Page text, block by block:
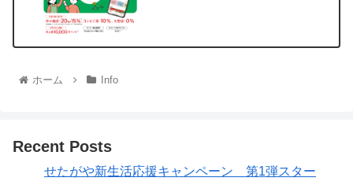
ホーム Info
Recent Posts
せたがや新生活応援キャンペーン 第1弾スター